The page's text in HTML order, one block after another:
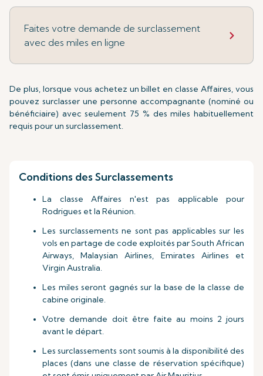
Faites votre demande de surclassement
avec des miles en ligne
De plus, lorsque vous achetez un billet en classe Affaires, vous
pouvez surclasser une personne accompagnante (nominé ou
bénéficiaire) avec seulement 75 % des miles habituellement
requis pour un surclassement.
Conditions des Surclassements
La classe Affaires n'est pas applicable pour
Rodrigues et la Réunion.
Les surclassements ne sont pas applicables sur les
vols en partage de code exploités par South African
Airways, Malaysian Airlines, Emirates Airlines et
Virgin Australia.
Les miles seront gagnés sur la base de la classe de
cabine originale.
Votre demande doit être faite au moins 2 jours
avant le départ.
Les surclassements sont soumis à la disponibilité des
places (dans une classe de réservation spécifique)